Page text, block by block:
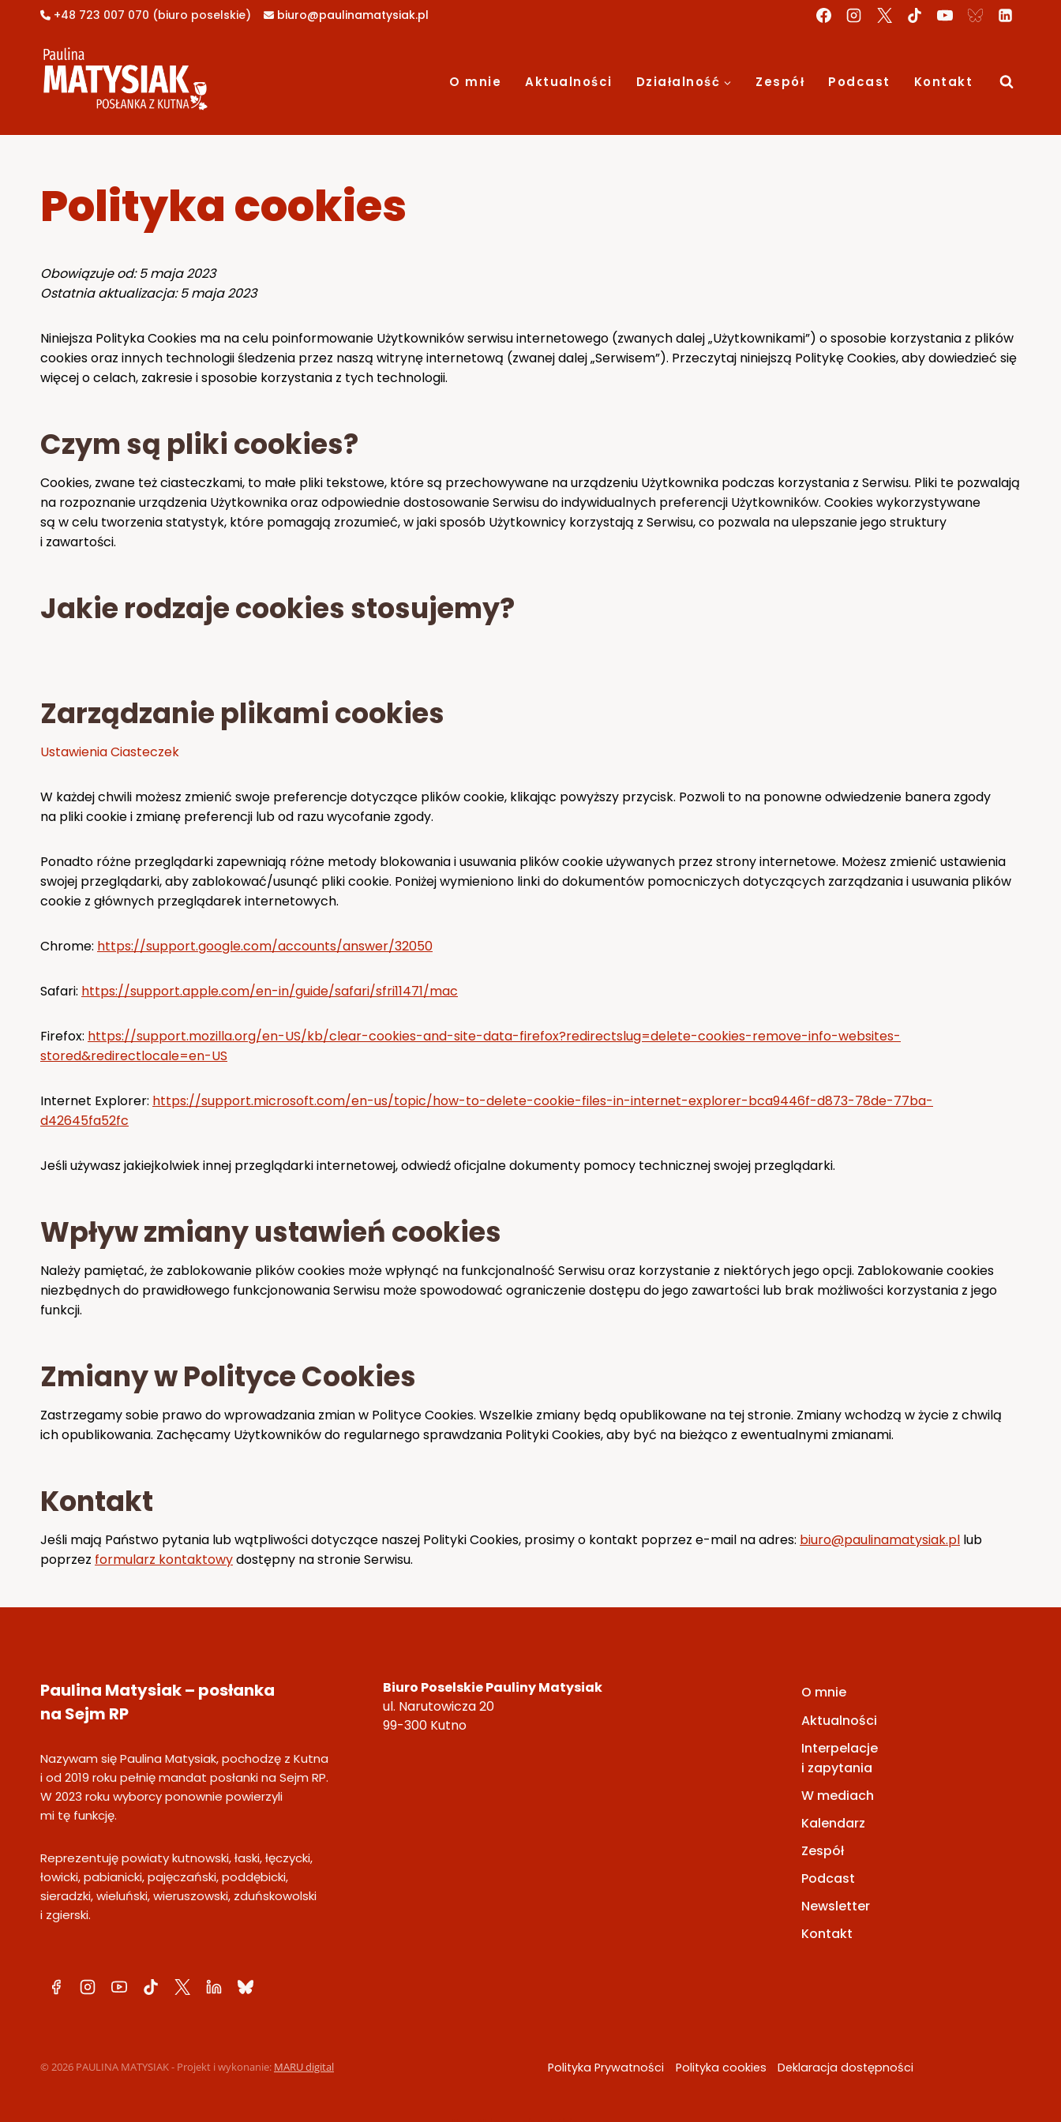
Przejdź +48 723 007 070 (biuro poselskie)  biuro@paulinamatysiak.pl
O mnie Aktualności Działalność Zespół Podcast Kontakt
Polityka cookies
Obowiązuje od: 5 maja 2023
Ostatnia aktualizacja: 5 maja 2023
Niniejsza Polityka Cookies ma na celu poinformowanie Użytkowników serwisu internetowego (zwanych dalej „Użytkownikami”) o sposobie korzystania z plików
cookies oraz innych technologii śledzenia przez naszą witrynę internetową (zwanej dalej „Serwisem”). Przeczytaj niniejszą Politykę Cookies, aby dowiedzieć się
więcej o celach, zakresie i sposobie korzystania z tych technologii.
Czym są pliki cookies?
Cookies, zwane też ciasteczkami, to małe pliki tekstowe, które są przechowywane na urządzeniu Użytkownika podczas korzystania z Serwisu. Pliki te pozwalają
na rozpoznanie urządzenia Użytkownika oraz odpowiednie dostosowanie Serwisu do indywidualnych preferencji Użytkowników. Cookies wykorzystywane
są w celu tworzenia statystyk, które pomagają zrozumieć, w jaki sposób Użytkownicy korzystają z Serwisu, co pozwala na ulepszanie jego struktury
i zawartości.
Jakie rodzaje cookies stosujemy?
Zarządzanie plikami cookies
Ustawienia Ciasteczek
W każdej chwili możesz zmienić swoje preferencje dotyczące plików cookie, klikając powyższy przycisk. Pozwoli to na ponowne odwiedzenie banera zgody
na pliki cookie i zmianę preferencji lub od razu wycofanie zgody.
Ponadto różne przeglądarki zapewniają różne metody blokowania i usuwania plików cookie używanych przez strony internetowe. Możesz zmienić ustawienia
swojej przeglądarki, aby zablokować/usunąć pliki cookie. Poniżej wymieniono linki do dokumentów pomocniczych dotyczących zarządzania i usuwania plików
cookie z głównych przeglądarek internetowych.
Chrome: https://support.google.com/accounts/answer/32050
Safari: https://support.apple.com/en-in/guide/safari/sfri11471/mac
Firefox: https://support.mozilla.org/en-US/kb/clear-cookies-and-site-data-firefox?redirectslug=delete-cookies-remove-info-websites-
stored&redirectlocale=en-US
Internet Explorer: https://support.microsoft.com/en-us/topic/how-to-delete-cookie-files-in-internet-explorer-bca9446f-d873-78de-77ba-
d42645fa52fc
Jeśli używasz jakiejkolwiek innej przeglądarki internetowej, odwiedź oficjalne dokumenty pomocy technicznej swojej przeglądarki.
Wpływ zmiany ustawień cookies
Należy pamiętać, że zablokowanie plików cookies może wpłynąć na funkcjonalność Serwisu oraz korzystanie z niektórych jego opcji. Zablokowanie cookies
niezbędnych do prawidłowego funkcjonowania Serwisu może spowodować ograniczenie dostępu do jego zawartości lub brak możliwości korzystania z jego
funkcji.
Zmiany w Polityce Cookies
Zastrzegamy sobie prawo do wprowadzania zmian w Polityce Cookies. Wszelkie zmiany będą opublikowane na tej stronie. Zmiany wchodzą w życie z chwilą
ich opublikowania. Zachęcamy Użytkowników do regularnego sprawdzania Polityki Cookies, aby być na bieżąco z ewentualnymi zmianami.
Kontakt
Jeśli mają Państwo pytania lub wątpliwości dotyczące naszej Polityki Cookies, prosimy o kontakt poprzez e-mail na adres: biuro@paulinamatysiak.pl lub
poprzez formularz kontaktowydostępny na stronie Serwisu.
Paulina Matysiak – posłanka
na Sejm RP
Nazywam się Paulina Matysiak, pochodzę z Kutna
i od 2019 roku pełnię mandat posłanki na Sejm RP.
W 2023 roku wyborcy ponownie powierzyli
mi tę funkcję.
Reprezentuję powiaty kutnowski, łaski, łęczycki,
łowicki, pabianicki, pajęczański, poddębicki,
sieradzki, wieluński, wieruszowski, zduńskowolski
i zgierski.
Biuro Poselskie Pauliny Matysiak
ul. Narutowicza 20
99-300 Kutno
O mnie
Aktualności
Interpelacje
i zapytania
W mediach
Kalendarz
Zespół
Podcast
Newsletter
Kontakt
© 2026 PAULINA MATYSIAK - Projekt i wykonanie: MARU digital Polityka Prywatności Polityka cookies Deklaracja dostępności